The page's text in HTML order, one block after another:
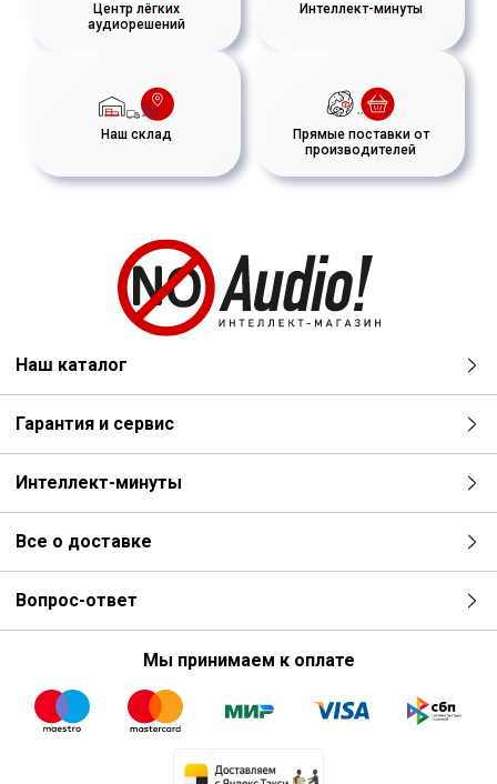
Центр лёгких
аудиорешений
Интеллект-минуты
Наш склад
Прямые поставки от
производителей
Наш каталог
Гарантия и сервис
Интеллект-минуты
Все о доставке
Вопрос-ответ
Мы принимаем к оплате